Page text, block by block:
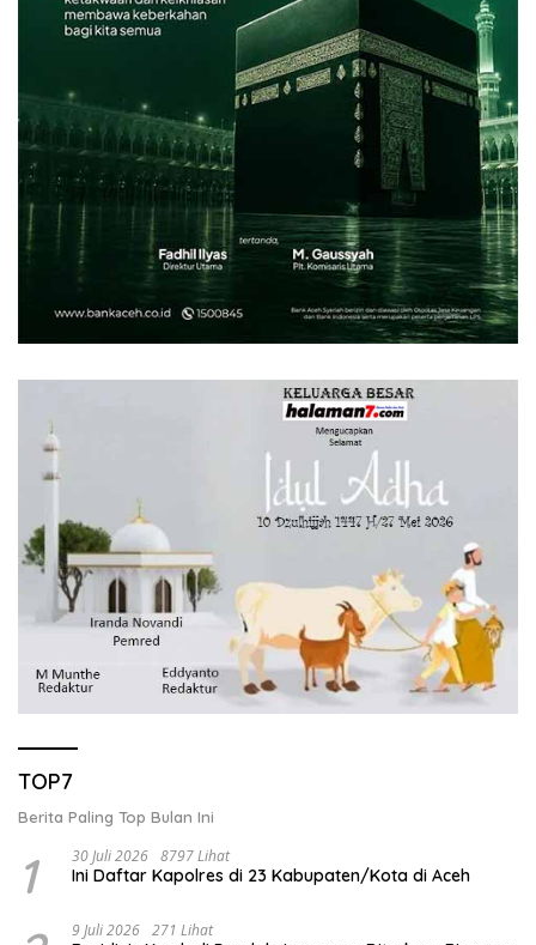
TOP7
Berita Paling Top Bulan Ini
1 30 Juli 2026 8797 Lihat
Ini Daftar Kapolres di 23 Kabupaten/Kota di Aceh
9 Juli 2026 271 Lihat